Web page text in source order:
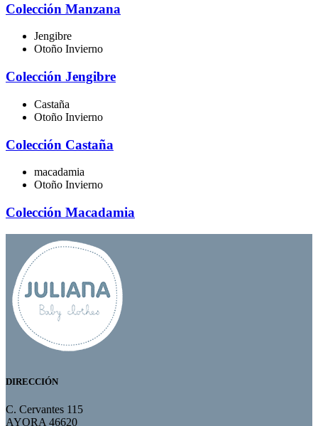
Colección Manzana
Jengibre
Otoño Invierno
Colección Jengibre
Castaña
Otoño Invierno
Colección Castaña
macadamia
Otoño Invierno
Colección Macadamia
DIRECCIÓN
C. Cervantes 115
AYORA 46620